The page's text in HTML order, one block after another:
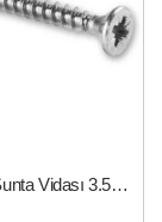
Meridyen Sunta Vidası 3.5x20 mm